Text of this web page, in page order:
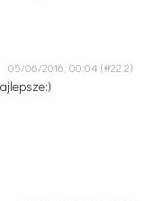
05/06/2016, 00:04